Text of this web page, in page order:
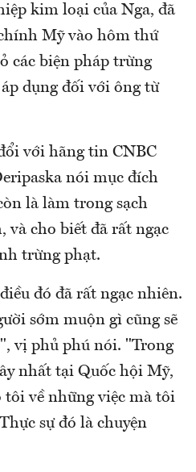
kim loại của Nga, đã
Mỹ vào hôm thứ
các biện pháp trừng
dụng đối với ông từ
với hãng tin CNBC
nói mục đích
là làm trong sạch
và cho biết đã rất ngạc
trừng phạt.
đó đã rất ngạc nhiên.
sớm muộn gì cũng sẽ
vị phủ phú nói. "Trong
nhất tại Quốc hội Mỹ,
về những việc mà tôi
sự đó là chuyện